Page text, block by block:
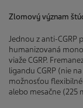
Zlomový význam
Jednou z anti-CGRP
humanizovaná
viaže CGRP.
ligandu CGRP (nie
možnosťou
alebo mesačne (225